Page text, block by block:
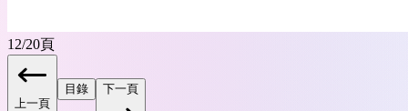
12/20頁
上一頁
目錄 下一頁